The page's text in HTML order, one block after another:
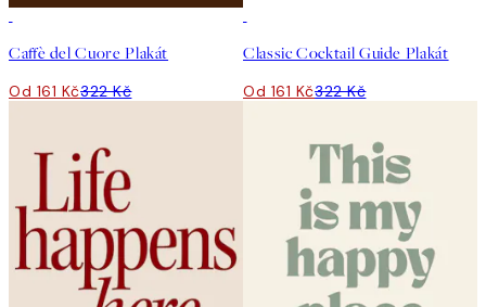
Caffè del Cuore Plakát
Od 161 Kč322 Kč
Classic Cocktail Guide Plakát
Od 161 Kč322 Kč